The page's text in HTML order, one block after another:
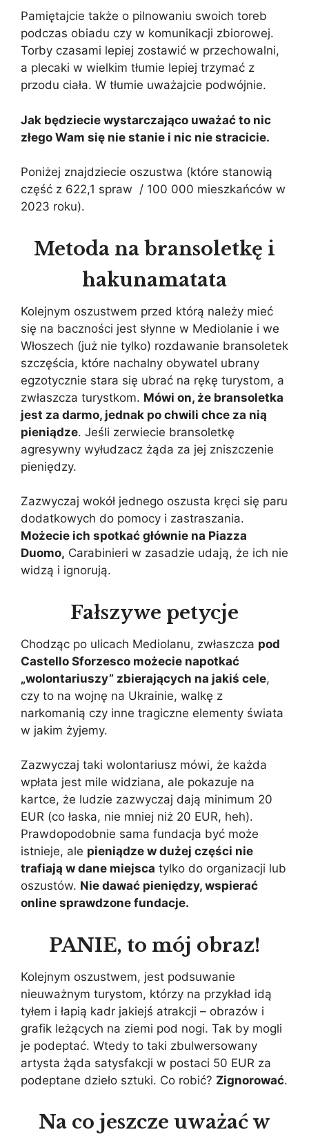
Pamiętajcie także o pilnowaniu swoich toreb
podczas obiadu czy w komunikacji zbiorowej.
Torby czasami lepiej zostawić w przechowalni,
a plecaki w wielkim tłumie lepiej trzymać z
przodu ciała. W tłumie uważajcie podwójnie.
Jak będziecie wystarczająco uważać to nic
złego Wam się nie stanie i nic nie stracicie.
Poniżej znajdziecie oszustwa (które stanowią
część z 622,1 spraw / 100 000 mieszkańców w
2023 roku).
Metoda na bransoletkę i
hakunamatata
Kolejnym oszustwem przed którą należy mieć
się na baczności jest słynne w Mediolanie i we
Włoszech (już nie tylko) rozdawanie bransoletek
szczęścia, które nachalny obywatel ubrany
egzotycznie stara się ubrać na rękę turystom, a
zwłaszcza turystkom. Mówi on, że bransoletka
jest za darmo, jednak po chwili chce za nią
pieniądze. Jeśli zerwiecie bransoletkę
agresywny wyłudzacz żąda za jej zniszczenie
pieniędzy.
Zazwyczaj wokół jednego oszusta kręci się paru
dodatkowych do pomocy i zastraszania.
Możecie ich spotkać głównie na Piazza
Duomo, Carabinieri w zasadzie udają, że ich nie
widzą i ignorują.
Fałszywe petycje
Chodząc po ulicach Mediolanu, zwłaszcza pod
Castello Sforzesco możecie napotkać
„wolontariuszy” zbierających na jakiś cele,
czy to na wojnę na Ukrainie, walkę z
narkomanią czy inne tragiczne elementy świata
w jakim żyjemy.
Zazwyczaj taki wolontariusz mówi, że każda
wpłata jest mile widziana, ale pokazuje na
kartce, że ludzie zazwyczaj dają minimum 20
EUR (co łaska, nie mniej niż 20 EUR, heh).
Prawdopodobnie sama fundacja być może
istnieje, ale pieniądze w dużej części nie
trafiają w dane miejsca tylko do organizacji lub
oszustów. Nie dawać pieniędzy, wspierać
online sprawdzone fundacje.
PANIE, to mój obraz!
Kolejnym oszustwem, jest podsuwanie
nieuważnym turystom, którzy na przykład idą
tyłem i łapią kadr jakiejś atrakcji – obrazów i
grafik leżących na ziemi pod nogi. Tak by mogli
je podeptać. Wtedy to taki zbulwersowany
artysta żąda satysfakcji w postaci 50 EUR za
podeptane dzieło sztuki. Co robić? Zignorować.
Na co jeszcze uważać w